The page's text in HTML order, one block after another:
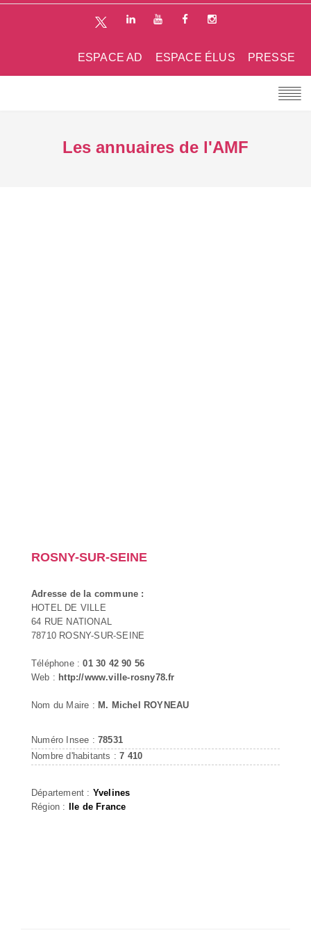
PRESSE
ESPACE ÉLUS
ESPACE AD
Les annuaires de l'AMF
ROSNY-SUR-SEINE
Adresse de la commune :
HOTEL DE VILLE
64 RUE NATIONAL
78710 ROSNY-SUR-SEINE
Téléphone :01 30 42 90 56
Web : http://www.ville-rosny78.fr
Nom du Maire : M. Michel ROYNEAU
Numéro Insee : 78531
Nombre d'habitants :7 410
Département : Yvelines
Région : Ile de France